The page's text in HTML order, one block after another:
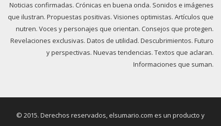
Noticias confirmadas. Crónicas en buena onda. Sonidos e imágenes
que ilustran. Propuestas positivas. Visiones optimistas. Artículos que
nutren. Voces y personajes que orientan. Consejos que protegen.
Revelaciones exclusivas. Datos de utilidad. Descubrimientos. Futuro
y perspectivas. Nuevas tendencias. Textos que aclaran.
Informaciones que suman.
© 2015. Derechos reservados, elsumario.com es un producto y